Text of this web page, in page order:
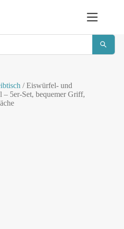
/ Eiswürfel- und
– 5er-Set, bequemer Griff,